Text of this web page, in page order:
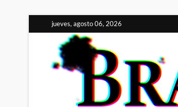
al
contenido
jueves, agosto 06, 2026